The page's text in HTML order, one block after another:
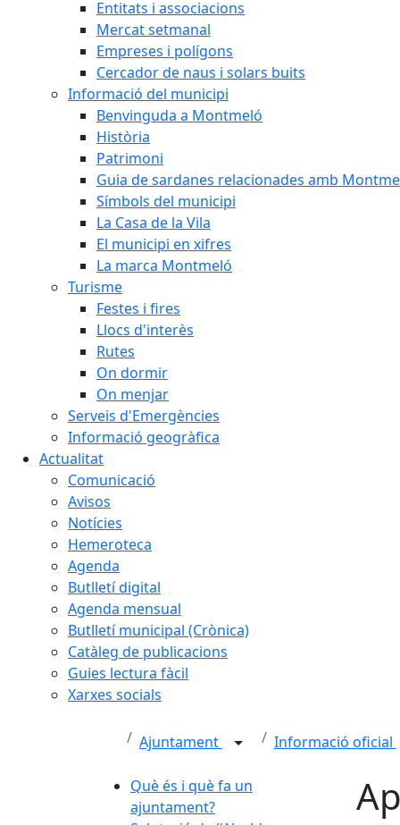
Entitats i associacions
Mercat setmanal
Empreses i polígons
Cercador de naus i solars buits
Informació del municipi
Benvinguda a Montmeló
Història
Patrimoni
Guia de sardanes relacionades amb
Símbols del municipi
La Casa de la Vila
El municipi en xifres
La marca Montmeló
Turisme
Festes i fires
Llocs d'interès
Rutes
On dormir
On menjar
Serveis d'Emergències
Informació geogràfica
Actualitat
Comunicació
Avisos
Notícies
Hemeroteca
Agenda
Butlletí digital
Agenda mensual
Butlletí municipal (Crònica)
Catàleg de publicacions
Guies lectura fàcil
Xarxes socials
Ajuntament Informació oficial
Què és i què fa un
ajuntament?